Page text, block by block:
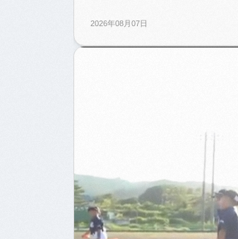
2026年08月07日